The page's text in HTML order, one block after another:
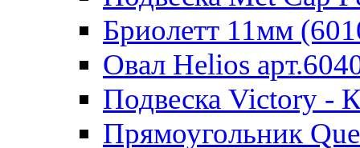
Бриолетт 11мм
Овал Helios
Подвеска Victory -
Прямоугольник